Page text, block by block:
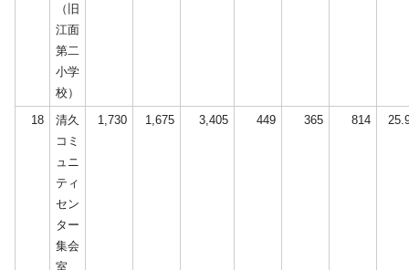
（旧
江面
第二
小学
校）
18
清久
コミ
ュニ
ティ
セン
ター
集会
室
1,730 1,675 3,405 449 365 814